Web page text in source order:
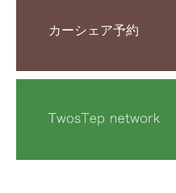
カーシェア予約